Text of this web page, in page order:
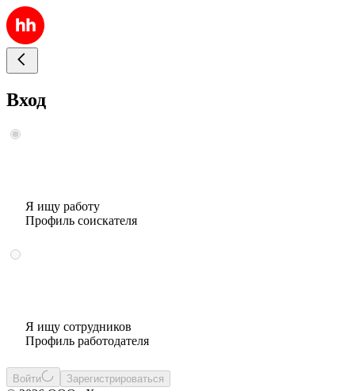
Вход
Я ищу работу
Профиль соискателя
Я ищу сотрудников
Профиль работодателя
Войти Зарегистрироваться